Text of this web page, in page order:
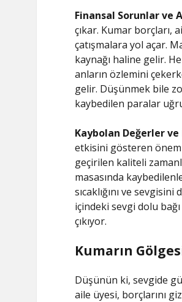
Finansal Sorunlar ve
çıkar. Kumar borçları,
çatışmalara yol açar.
kaynağı haline gelir.
anların özlemini
gelir. Düşünmek bile
kaybedilen paralar
Kaybolan Değerler
etkisini gösteren
geçirilen kaliteli
masasında
sıcaklığını ve
içindeki sevgi dolu
çıkıyor.
Kumarın
Düşünün ki, sevgide
aile üyesi, borçlarını